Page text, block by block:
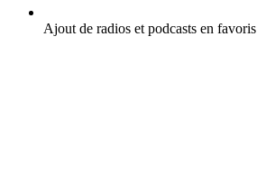
Ajout de radios et podcasts en favoris